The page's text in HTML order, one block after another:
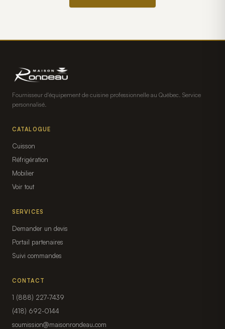
Fournisseur d'équipement de cuisine professionnelle au Québec. Service
personnalisé.
CATALOGUE
Cuisson
Réfrigération
Mobilier
Voir tout
SERVICES
Demander un devis
Portail partenaires
Suivi commandes
CONTACT
1 (888) 227-7439
(418) 692-0144
soumission@maisonrondeau.com